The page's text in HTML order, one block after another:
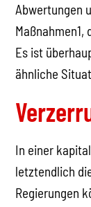
Abwertungen
Maßnahmen1,
Es ist
ähnliche
In einer
letztendlich
Regierungen